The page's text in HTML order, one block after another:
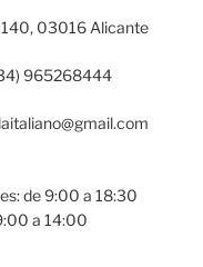
140, 03016 Alicante
965268444
de 9:00 a 18:30
a 14:00